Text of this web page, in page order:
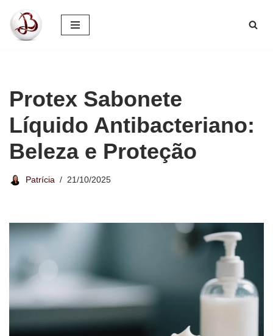
Pular
Protex Sabonete
Líquido Antibacteriano:
Beleza e Proteção
Patrícia 21/10/2025